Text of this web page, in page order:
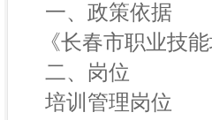
一、政策依据
《长春市职业技能
二、岗位
培训管理岗位